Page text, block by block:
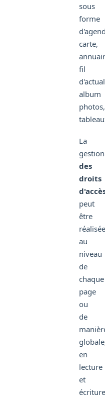
sous
forme
carte,
fil
album
photos,
La
gestion
des
droits
peut
être
réalisée
au
niveau
de
chaque
page
ou
de
en
lecture
et